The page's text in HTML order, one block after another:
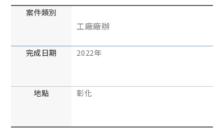
案件類別
工廠廠辦
完成日期 2022年
地點 彰化